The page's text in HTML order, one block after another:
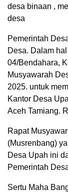
desa binaan ,
desa
Pemerintah
Desa. Dalam
04/Bendahara,
Musyawarah
2025. untuk
Kantor Desa
Aceh Tamiang.
Rapat
(Musrenbang)
Desa Upah ini
Pemerintah
Sertu Maha